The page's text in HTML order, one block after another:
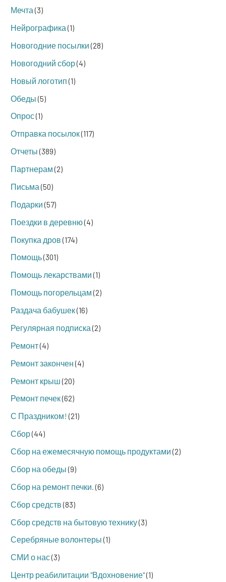
Мечта(3)
Нейрографика(1)
Новогодние посылки(28)
Новогодний сбор(4)
Новый логотип(1)
Обеды(5)
Опрос(1)
Отправка посылок(117)
Отчеты(389)
Партнерам(2)
Письма(50)
Подарки(57)
Поездки в деревню(4)
Покупка дров(174)
Помощь(301)
Помощь лекарствами(1)
Помощь погорельцам(2)
Раздача бабушек(16)
Регулярная подписка(2)
Ремонт(4)
Ремонт закончен(4)
Ремонт крыш(20)
Ремонт печек(62)
С Праздником! (21)
Сбор(44)
Сбор на ежемесячную помощь продуктами(2)
Сбор на обеды(9)
Сбор на ремонт печки.(6)
Сбор средств(83)
Сбор средств на бытовую технику(3)
Серебряные волонтеры(1)
СМИ о нас(3)
Центр реабилитации "Вдохновение"(1)